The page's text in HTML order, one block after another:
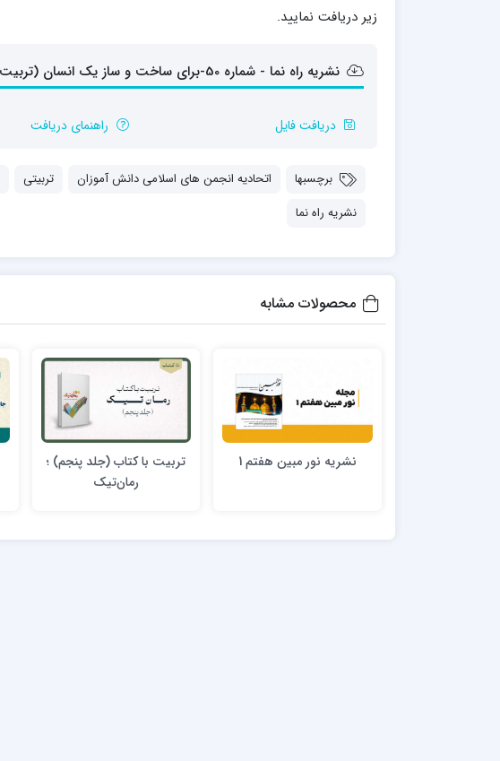
مدرسه علمیه شهید صدوقی ره واحد5
مدرسه علمیه معصومیه
مرکز هدایت علمی و تربیتی دارالعلم امام
امام صادق علیه السلام اردکان
زیر دریافت نمایید.
نشریه راه نما - شماره 50-برای ساخت‌ و ساز یک انسان (تربیت در منظومۀ تربیتی مقام معظم رهبری)
دریافت فایل راهنمای دریافت
برچسبها اتحادیه انجمن های اسلامی دانش آموزان تربیتی
نشریه راه نما
محصولات مشابه
نشریه نور مبین هفتم 1
تربیت با کتاب (جلد پنجم) ؛
رمان‌تیک